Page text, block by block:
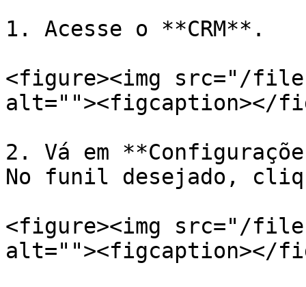
1. Acesse o **CRM**.
<figure><img src="/files/
alt=""><figcaption></
2. Vá em
No funil desejado,
<figure><img src="/files/
alt=""><figcaption></